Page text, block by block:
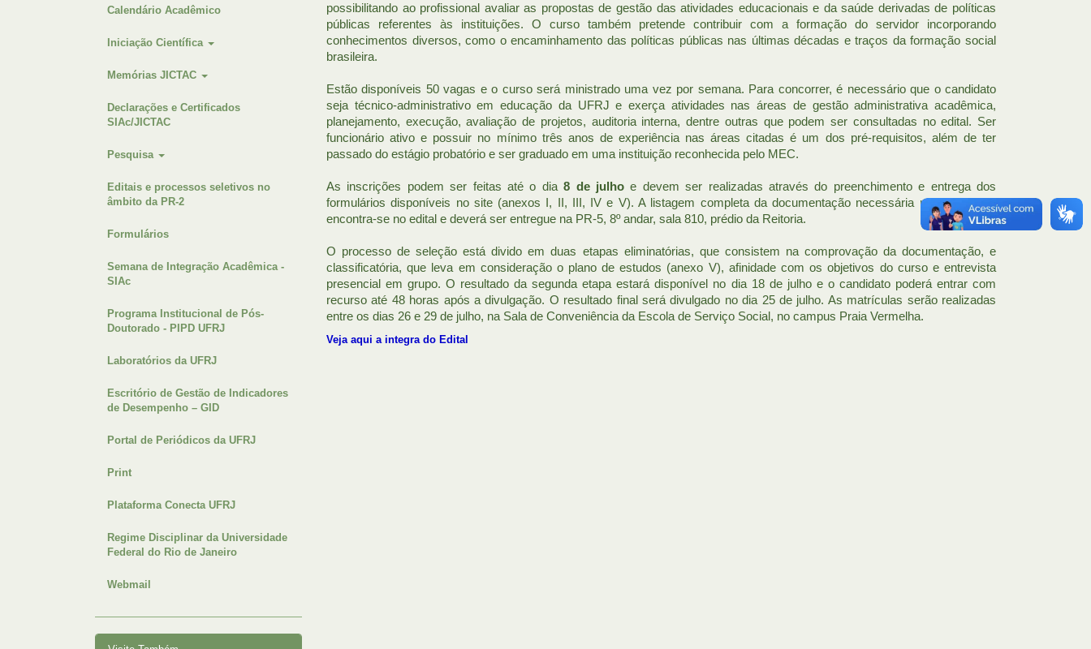
Calendário Acadêmico
Iniciação Científica
Memórias JICTAC
Declarações e Certificados
SIAc/JICTAC
Pesquisa
Editais e processos seletivos no
âmbito da PR-2
Formulários
Semana de Integração Acadêmica -
SIAc
Programa Institucional de Pós-
Doutorado - PIPD UFRJ
Laboratórios da UFRJ
Escritório de Gestão de Indicadores
de Desempenho – GID
Portal de Periódicos da UFRJ
Print
Plataforma Conecta UFRJ
Regime Disciplinar da Universidade
Federal do Rio de Janeiro
Webmail
possibilitando ao profissional avaliar as propostas de gestão das atividades educacionais e da saúde derivadas de políticas
públicas referentes às instituições. O curso também pretende contribuir com a formação do servidor incorporando
conhecimentos diversos, como o encaminhamento das políticas públicas nas últimas décadas e traços da formação social
brasileira.
Estão disponíveis 50 vagas e o curso será ministrado uma vez por semana. Para concorrer, é necessário que o candidato
seja técnico-administrativo em educação da UFRJ e exerça atividades nas áreas de gestão administrativa acadêmica,
planejamento, execução, avaliação de projetos, auditoria interna, dentre outras que podem ser consultadas no edital. Ser
funcionário ativo e possuir no mínimo três anos de experiência nas áreas citadas é um dos pré-requisitos, além de ter
passado do estágio probatório e ser graduado em uma instituição reconhecida pelo MEC.
As inscrições podem ser feitas até o dia8 de julho e devem ser realizadas através do preenchimento e entrega dos
formulários disponíveis no site (anexos I, II, III, IV e V). A listagem completa da documentação necessária para inscrição
encontra-se no edital e deverá ser entregue na PR-5, 8º andar, sala 810, prédio da Reitoria.
O processo de seleção está divido em duas etapas eliminatórias, que consistem na comprovação da documentação, e
classificatória, que leva em consideração o plano de estudos (anexo V), afinidade com os objetivos do curso e entrevista
presencial em grupo. O resultado da segunda etapa estará disponível no dia 18 de julho e o candidato poderá entrar com
recurso até 48 horas após a divulgação. O resultado final será divulgado no dia 25 de julho. As matrículas serão realizadas
entre os dias 26 e 29 de julho, na Sala de Conveniência da Escola de Serviço Social, no campus Praia Vermelha.
Veja aqui a integra do Edital